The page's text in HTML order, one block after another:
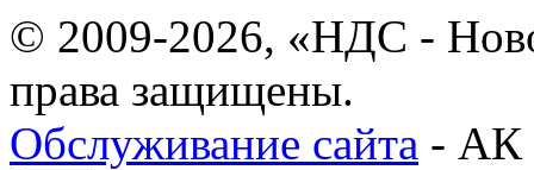
© 2009-2026, «НДС -
права защищены.
Обслуживание сайта - АК